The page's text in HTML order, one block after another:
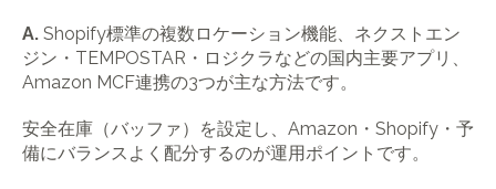
A. Shopify標準の複数ロケーション機能、ネクストエン
ジン・TEMPOSTAR・ロジクラなどの国内主要アプリ、
Amazon MCF連携の3つが主な方法です。
安全在庫（バッファ）を設定し、Amazon・Shopify・予
備にバランスよく配分するのが運用ポイントです。